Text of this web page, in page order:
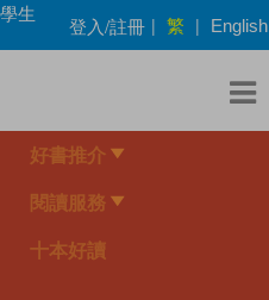
生
登入/註冊 | 繁 | English
好書推介
閱讀服務
十本好讀